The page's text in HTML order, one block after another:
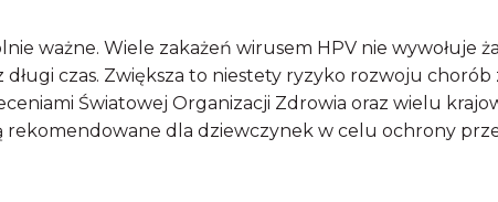
ważne. Wiele zakażeń wirusem HPV nie wywołuje
czas. Zwiększa to niestety ryzyko rozwoju chorób
Światowej Organizacji Zdrowia oraz wielu
rekomendowane dla dziewczynek w celu ochrony